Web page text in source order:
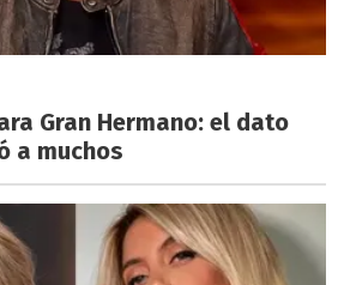
Gran Hermano: el dato
a muchos